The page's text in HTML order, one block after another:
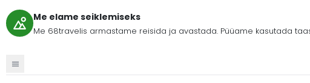
Me elame seiklemiseks
Me 68travelis armastame reisida ja avastada. Püüame kasutada